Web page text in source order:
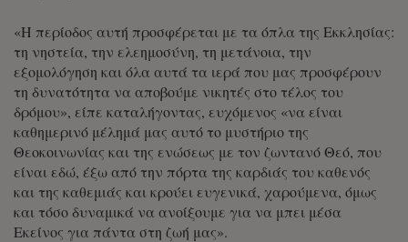
«Η περίοδος αυτή προσφέρεται με τα όπλα της Εκκλησίας:
τη νηστεία, την ελεημοσύνη, τη μετάνοια, την
εξομολόγηση και όλα αυτά τα ιερά που μας προσφέρουν
τη δυνατότητα να αποβούμε νικητές στο τέλος του
δρόμου», είπε καταλήγοντας, ευχόμενος «να είναι
καθημερινό μέλημά μας αυτό το μυστήριο της
Θεοκοινωνίας και της ενώσεως με τον ζωντανό Θεό, που
είναι εδώ, έξω από την πόρτα της καρδιάς του καθενός
και της καθεμιάς και κρούει ευγενικά, χαρούμενα, όμως
και τόσο δυναμικά να ανοίξουμε για να μπει μέσα
Εκείνος για πάντα στη ζωή μας».